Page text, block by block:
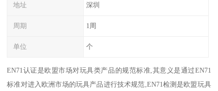
地址 深圳
周期 1周
单位 个
EN71认证是欧盟市场对玩具类产品的规范标准,其意义是通过EN71
标准对进入欧洲市场的玩具产品进行技术规范,EN71检测是欧盟玩具